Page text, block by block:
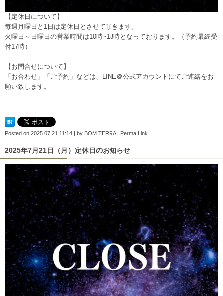
【定休日について】
毎週月曜日と1日は定休日とさせて頂きます。
火曜日～日曜日の営業時間は10時~18時となっております。（予約最終受
付17時）
【お問合せについて】
「お合わせ」「ご予約」などは、 LINE＠公式アカウント にてご連絡をお
願い致します。
Posted on 2025.07.21 11:14 | by BOM TERRA| Perma Link
2025年7月21日（月）定休日のお知らせ